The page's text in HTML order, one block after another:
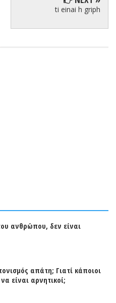
ti einai h griph
ανθρώπου, δεν είναι
απάτη; Γιατί κάποιοι
είναι αρνητικοί;